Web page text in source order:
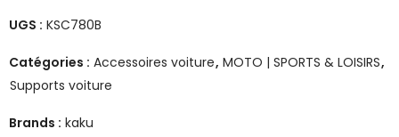
UGS : KSC780B
Catégories : Accessoires voiture, MOTO | SPORTS & LOISIRS,
Supports voiture
Brands : kaku